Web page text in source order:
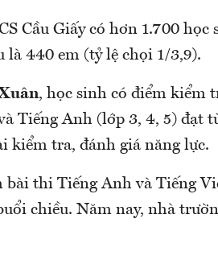
Cầu Giấy có hơn 1.700
440 em (tỷ lệ chọi 1/3,9).
, học sinh có điểm kiểm
Tiếng Anh (lớp 3, 4, 5) đạt
kiểm tra, đánh giá năng lực.
bài thi Tiếng Anh và Tiếng
chiều. Năm nay, nhà